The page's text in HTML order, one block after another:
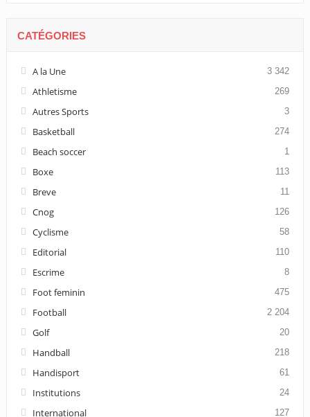
CATÉGORIES
A la Une 3 342
Athletisme 269
Autres Sports 3
Basketball 274
Beach soccer 1
Boxe 113
Breve 11
Cnog 126
Cyclisme 58
Editorial 110
Escrime 8
Foot feminin 475
Football 2 204
Golf 20
Handball 218
Handisport 61
Institutions 24
International 127